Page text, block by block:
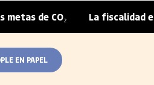
| La fiscalidad española
EN PAPEL